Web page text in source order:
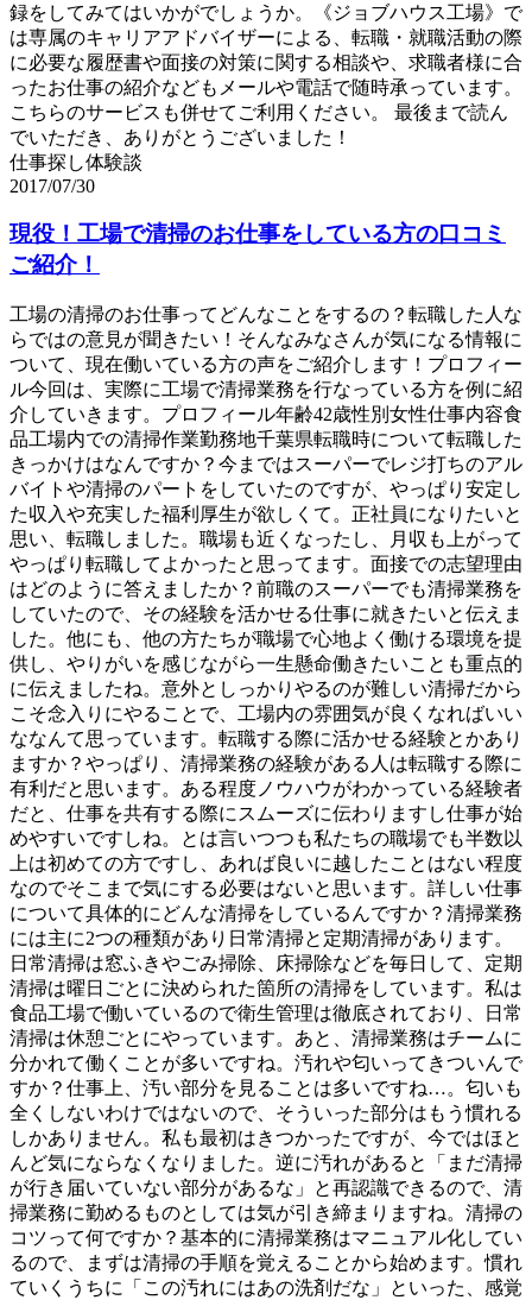
録をしてみてはいかがでしょうか。《ジョブハウス工場》で
は専属のキャリアアドバイザーによる、転職・就職活動の際
に必要な履歴書や面接の対策に関する相談や、求職者様に合
ったお仕事の紹介などもメールや電話で随時承っています。
こちらのサービスも併せてご利用ください。 最後まで読ん
でいただき、ありがとうございました！
仕事探し体験談
2017/07/30
現役！工場で清掃のお仕事をしている方の口コミ
ご紹介！
工場の清掃のお仕事ってどんなことをするの？転職した人な
らではの意見が聞きたい！そんなみなさんが気になる情報に
ついて、現在働いている方の声をご紹介します！プロフィー
ル今回は、実際に工場で清掃業務を行なっている方を例に紹
介していきます。プロフィール年齢42歳性別女性仕事内容食
品工場内での清掃作業勤務地千葉県転職時について転職した
きっかけはなんですか？今まではスーパーでレジ打ちのアル
バイトや清掃のパートをしていたのですが、やっぱり安定し
た収入や充実した福利厚生が欲しくて。正社員になりたいと
思い、転職しました。職場も近くなったし、月収も上がって
やっぱり転職してよかったと思ってます。面接での志望理由
はどのように答えましたか？前職のスーパーでも清掃業務を
していたので、その経験を活かせる仕事に就きたいと伝えま
した。他にも、他の方たちが職場で心地よく働ける環境を提
供し、やりがいを感じながら一生懸命働きたいことも重点的
に伝えましたね。意外としっかりやるのが難しい清掃だから
こそ念入りにやることで、工場内の雰囲気が良くなればいい
ななんて思っています。転職する際に活かせる経験とかあり
ますか？やっぱり、清掃業務の経験がある人は転職する際に
有利だと思います。ある程度ノウハウがわかっている経験者
だと、仕事を共有する際にスムーズに伝わりますし仕事が始
めやすいですしね。とは言いつつも私たちの職場でも半数以
上は初めての方ですし、あれば良いに越したことはない程度
なのでそこまで気にする必要はないと思います。詳しい仕事
について具体的にどんな清掃をしているんですか？清掃業務
には主に2つの種類があり日常清掃と定期清掃があります。
日常清掃は窓ふきやごみ掃除、床掃除などを毎日して、定期
清掃は曜日ごとに決められた箇所の清掃をしています。私は
食品工場で働いているので衛生管理は徹底されており、日常
清掃は休憩ごとにやっています。あと、清掃業務はチームに
分かれて働くことが多いですね。汚れや匂いってきついんで
すか？仕事上、汚い部分を見ることは多いですね…。匂いも
全くしないわけではないので、そういった部分はもう慣れる
しかありません。私も最初はきつかったですが、今ではほと
んど気にならなくなりました。逆に汚れがあると「まだ清掃
が行き届いていない部分があるな」と再認識できるので、清
掃業務に勤めるものとしては気が引き締まりますね。清掃の
コツって何ですか？基本的に清掃業務はマニュアル化してい
るので、まずは清掃の手順を覚えることから始めます。慣れ
ていくうちに「この汚れにはあの洗剤だな」といった、感覚